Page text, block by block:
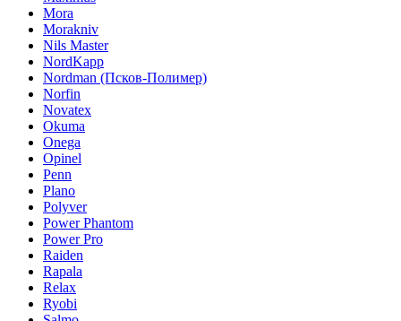
Mora
Morakniv
Nils Master
NordKapp
Nordman (Псков-Полимер)
Norfin
Novatex
Okuma
Onega
Opinel
Penn
Plano
Polyver
Power Phantom
Power Pro
Raiden
Rapala
Relax
Ryobi